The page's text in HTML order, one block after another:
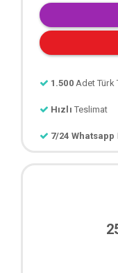
1.500 Adet Türk
Hızlı Teslimat
7/24 Whatsapp